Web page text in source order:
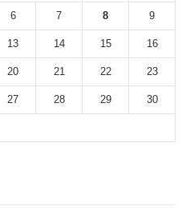
6 7 8 9
13 14 15 16
20 21 22 23
27 28 29 30